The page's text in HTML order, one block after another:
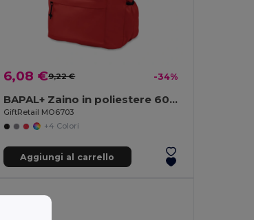
6,08 €9,22 € -34%
BAPAL+ Zaino in poliestere 600D RPET
GiftRetail MO6703
+4 Colori
Aggiungi al carrello